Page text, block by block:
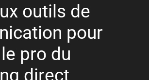
outils de
pour
pro du
direct